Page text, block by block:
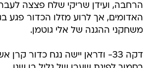
הרחבה, ועידן שריקי שלח פצצה
האדומים, אך לרוע מזלו הכדור פגע
משחקני ההגנה של אלי גוטמן.
דקה 33- ודראן יישה נגח כדור